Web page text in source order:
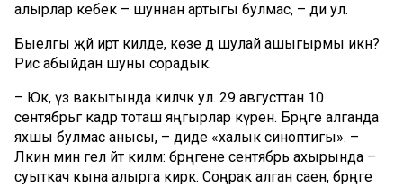
алырлар кебек – шуннан артыгы булмас, – ди ул.
Быелгы җәй иртә килде, көзе дә шулай ашыгырмы икән?
Рәис абыйдан шуны сорадык.
– Юк, үз вакытында киләчәк ул. 29 августтан 10
сентябрьгә кадәр тоташ яңгырлар күренә. Бәрәңге алганда
яхшы булмас анысы, – диде «халык синоптигы». –
Ләкин мин гел әйтә киләм: бәрәңгене сентябрь ахырында –
суыткач кына алырга кирәк. Соңрак алган саен, бәрәңге